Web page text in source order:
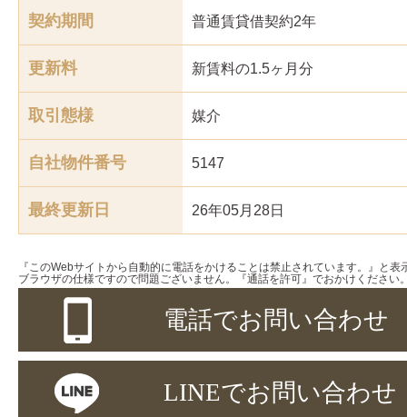
契約期間 普通賃貸借契約2年
更新料 新賃料の1.5ヶ月分
取引態様 媒介
自社物件番号 5147
最終更新日 26年05月28日
『このWebサイトから自動的に電話をかけることは禁止されています。』と
ブラウザの仕様ですので問題ございません。『通話を許可』でおかけください
電話でお問い合わせ
LINEでお問い合わせ